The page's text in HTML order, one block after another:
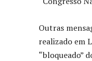
Outras
realizado em
“bloqueado”